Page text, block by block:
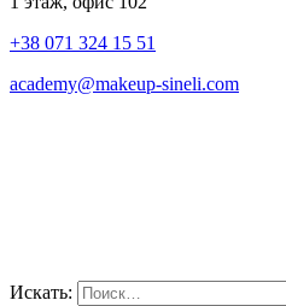
+38 071 324 15 51
academy@makeup-sineli.com
Искать: